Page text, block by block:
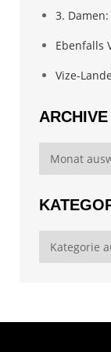
3.
Ebenfalls
Vize-
ARCHIVE
Archive
Kategorien